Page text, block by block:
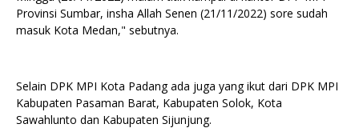
Provinsi Sumbar, insha Allah Senen (21/11/2022) sore sudah
masuk Kota Medan," sebutnya.
Selain DPK MPI Kota Padang ada juga yang ikut dari DPK MPI
Kabupaten Pasaman Barat, Kabupaten Solok, Kota
Sawahlunto dan Kabupaten Sijunjung.